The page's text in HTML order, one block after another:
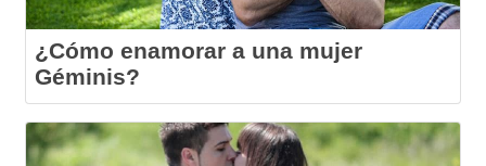
¿Cómo enamorar a una mujer
Géminis?